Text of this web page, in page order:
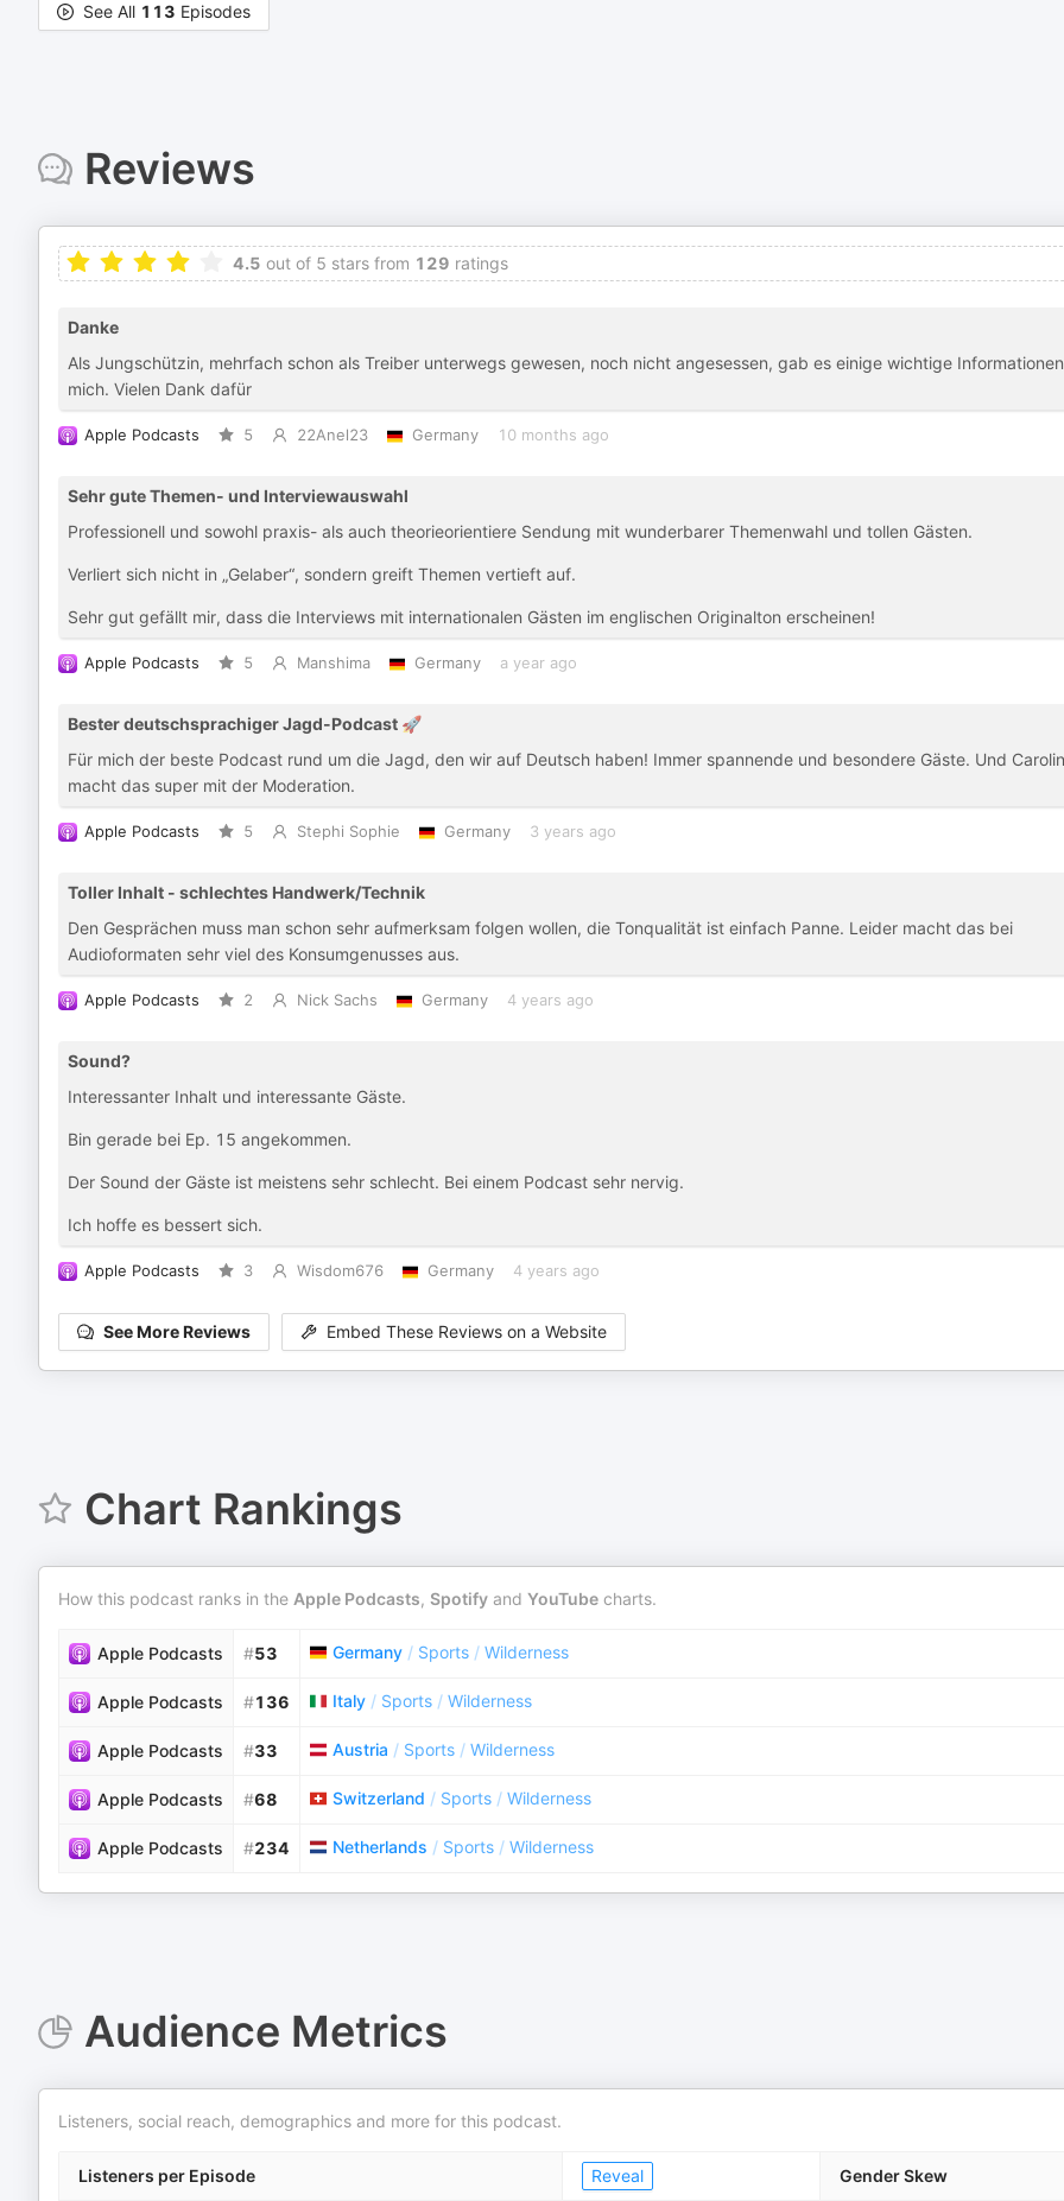
See All 113 Episodes
Reviews
4.5 out of 5 stars from 129 ratings
Danke
Als Jungschützin, mehrfach schon als Treiber unterwegs gewesen, noch nicht angesessen, gab es einige wichtige
mich. Vielen Dank dafür
Apple Podcasts 5 22Anel23 Germany 10 months ago
Sehr gute Themen- und Interviewauswahl
Professionell und sowohl praxis- als auch theorieorientiere Sendung mit wunderbarer Themenwahl und tollen Gästen.
Verliert sich nicht in „Gelaber“, sondern greift Themen vertieft auf.
Sehr gut gefällt mir, dass die Interviews mit internationalen Gästen im englischen Originalton erscheinen!
Apple Podcasts 5 Manshima Germany a year ago
Bester deutschsprachiger Jagd-Podcast 🚀
Für mich der beste Podcast rund um die Jagd, den wir auf Deutsch haben! Immer spannende und besondere Gäste. Und Carolin
macht das super mit der Moderation.
Apple Podcasts 5 Stephi Sophie Germany 3 years ago
Toller Inhalt - schlechtes Handwerk/Technik
Den Gesprächen muss man schon sehr aufmerksam folgen wollen, die Tonqualität ist einfach Panne. Leider macht das bei
Audioformaten sehr viel des Konsumgenusses aus.
Apple Podcasts 2 Nick Sachs Germany 4 years ago
Sound?
Interessanter Inhalt und interessante Gäste.
Bin gerade bei Ep. 15 angekommen.
Der Sound der Gäste ist meistens sehr schlecht. Bei einem Podcast sehr nervig.
Ich hoffe es bessert sich.
Apple Podcasts 3 Wisdom676 Germany 4 years ago
See More Reviews Embed These Reviews on a Website
Chart Rankings
How this podcast ranks in the Apple Podcasts, Spotify and YouTube charts.
Apple Podcasts #53 Germany / Sports / Wilderness
Apple Podcasts #136 Italy / Sports / Wilderness
Apple Podcasts #33 Austria / Sports / Wilderness
Apple Podcasts #68 Switzerland / Sports / Wilderness
Apple Podcasts #234 Netherlands / Sports / Wilderness
Audience Metrics
Listeners, social reach, demographics and more for this podcast.
Listeners per Episode Reveal Gender Skew